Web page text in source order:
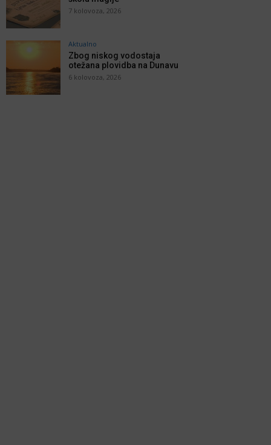
7 kolovoza, 2026
Aktualno
Zbog niskog vodostaja
otežana plovidba na Dunavu
6 kolovoza, 2026